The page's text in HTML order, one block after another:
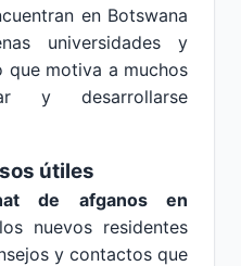
en Botswana
universidades y
que motiva a muchos
y desarrollarse
útiles
de afganos en
nuevos residentes
y contactos que